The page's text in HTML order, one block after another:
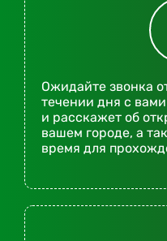
Ожидайте звонка
течении дня с
и расскажет об
вашем городе, а
время для